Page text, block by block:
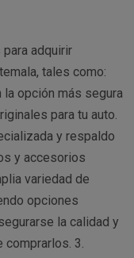
adquirir
tales como:
opción más segura
para tu auto.
y respaldo
y accesorios
variedad de
opciones
la calidad y
3.